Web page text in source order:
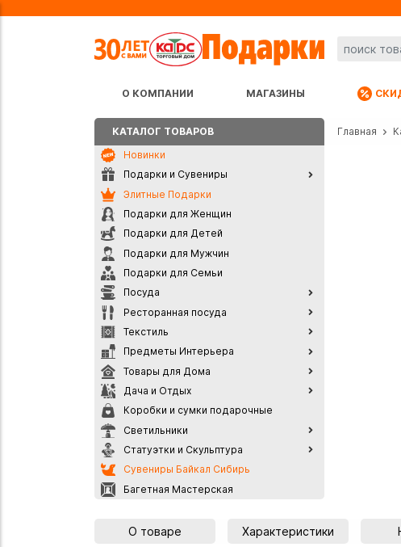
О КОМПАНИИ МАГАЗИНЫ
КАТАЛОГ ТОВАРОВ
Новинки
Подарки и Сувениры
Элитные Подарки
Подарки для Женщин
Подарки для Детей
Подарки для Мужчин
Подарки для Семьи
Посуда
Ресторанная посуда
Текстиль
Предметы Интерьера
Товары для Дома
Дача и Отдых
Коробки и сумки подарочные
Светильники
Статуэтки и Скульптура
Сувениры Байкал Сибирь
Багетная Мастерская
Главная
О товаре Характеристики